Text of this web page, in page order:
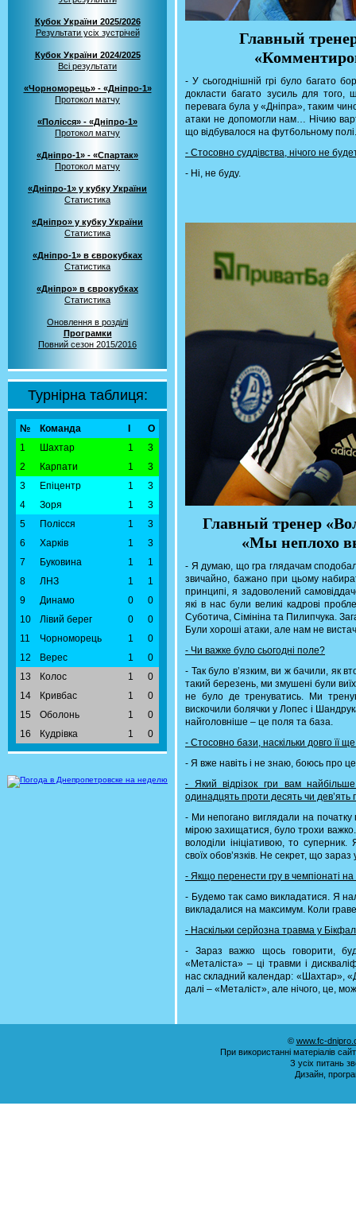
Кубок України 2025/2026
Результати усіх зустрічей
Кубок України 2024/2025
Всі результати
«Чорноморець» - «Дніпро-1»
Протокол матчу
«Полісся» - «Дніпро-1»
Протокол матчу
«Дніпро-1» - «Спартак»
Протокол матчу
«Дніпро-1» у кубку України
Статистика
«Дніпро» у кубку України
Статистика
«Дніпро-1» в єврокубках
Статистика
«Дніпро» в єврокубках
Статистика
Оновлення в розділі
Програмки
Повний сезон 2015/2016
Турнірна таблиця:
№ Команда
О
1
Шахтар 1
3
2
Карпати 1
3
3
Епіцентр 1
3
4
Зоря 1
3
5
Полісся 1
3
6
Харків 1
3
7
Буковина 1
1
8
ЛНЗ 1
1
9
Динамо 0
0
10
Лівий берег 0
0
11
Чорноморець 1
0
12
Верес 1
0
13
Колос 1
0
14
Кривбас 1
0
15
Оболонь 1
0
16
Кудрівка 1 0
Главный
- У сьогоднішній грі було багато
докласти багато зусиль для того,
перевага була у «Дніпра», таким
атаки не допомогли нам… Нічию
що відбувалося на футбольному полі.
- Стосовно суддівства, нічого не
- Ні, не буду.
Главный тренер
«Мы неплохо
- Я думаю, що гра глядачам
звичайно, бажано при цьому
принципі, я задоволений
які в нас були великі кадрові
Суботича, Сімініна та Пилипчука.
Були хороші атаки, але нам не
- Чи важке було сьогодні поле?
- Так було в’язким, ви ж бачили, як
такий березень, ми змушені були
не було де тренуватись. Ми
вискочили болячки у Лопес і
найголовніше – це поля та база.
- Стосовно бази, наскільки довго її
- Я вже навіть і не знаю, боюсь про
- Який відрізок гри вам
одинадцять проти десять чи дев’ять
- Ми непогано виглядали на
мірою захищатися, було трохи
володіли ініціативою, то
своїх обов’язків. Не секрет, що
- Якщо перенести гру в чемпіонаті
- Будемо так само викладатися. Я
викладалися на максимум. Коли
- Наскільки серйозна травма у
- Зараз важко щось говорити,
«Металіста» – ці травми і
нас складний календар: «Шахтар»,
далі – «Металіст», але нічого, це,
© www.fc-
При використанні матеріалів
З усіх питань
Дизайн,